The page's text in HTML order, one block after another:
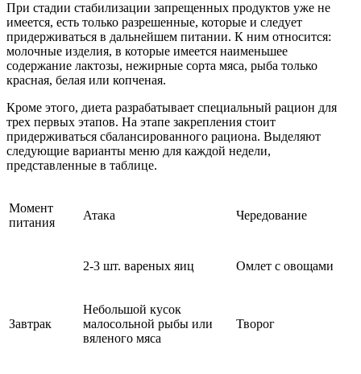
При стадии стабилизации запрещенных продуктов уже не
имеется, есть только разрешенные, которые и следует
придерживаться в дальнейшем питании. К ним относится:
молочные изделия, в которые имеется наименьшее
содержание лактозы, нежирные сорта мяса, рыба только
красная, белая или копченая.
Кроме этого, диета разрабатывает специальный рацион для
трех первых этапов. На этапе закрепления стоит
придерживаться сбалансированного рациона. Выделяют
следующие варианты меню для каждой недели,
представленные в таблице.
Момент
питания
Атака Чередование
Завтрак
2-3 шт. вареных яиц Омлет с овощами
Небольшой кусок
малосольной рыбы или
вяленого мяса
Творог